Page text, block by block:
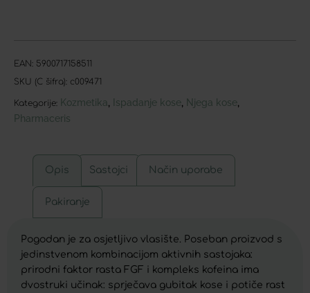
EAN: 5900717158511
SKU (C šifra): c009471
Kategorije: Kozmetika Ispadanje kose Njega kose
Pharmaceris
Opis Sastojci Način uporabe
Pakiranje
Pogodan je za osjetljivo vlasište. Poseban proizvod s
jedinstvenom kombinacijom aktivnih sastojaka:
prirodni faktor rasta FGF i kompleks kofeina ima
dvostruki učinak: sprječava gubitak kose i potiče rast